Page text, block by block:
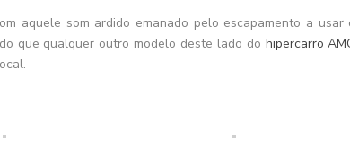
aquele som ardido emanado pelo escapamento a usar
que qualquer outro modelo deste lado do hipercarro